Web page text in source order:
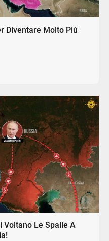
Diventare Molto Più
Voltano Le Spalle A